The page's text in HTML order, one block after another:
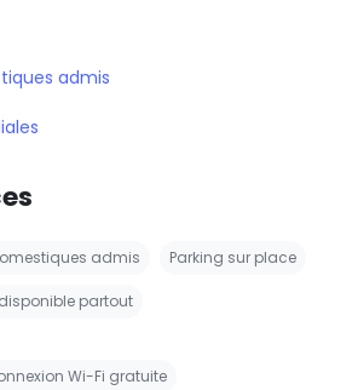
admis
admis Parking sur place
partout
Wi-Fi gratuite